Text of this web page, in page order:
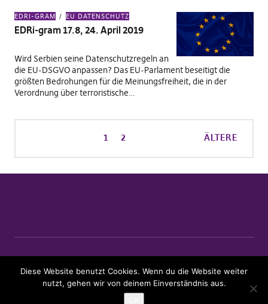
EDRI-GRAM EU DATENSCHUTZ
EDRi-gram 17.8, 24. April 2019
Wird Serbien seine Datenschutzregeln an
die EU-DSGVO anpassen? Das EU-Parlament beseitigt die
größten Bedrohungen für die Meinungsfreiheit, die in der
Verordnung über terroristische…
1 2 ÄLTERE
Copyright © 2026 AG Datenschutz
Powered byWordPress
Diese Website benutzt Cookies. Wenn du die Website weiter
nutzt, gehen wir von deinem Einverständnis aus.